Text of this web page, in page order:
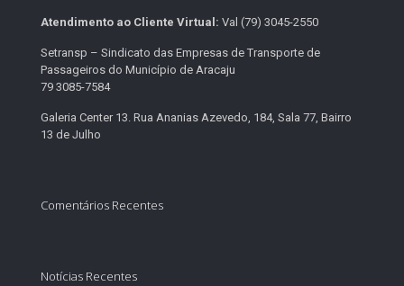
Atendimento ao Cliente Virtual: Val (79) 3045-2550
Setransp – Sindicato das Empresas de Transporte de
Passageiros do Município de Aracaju
79 3085-7584
Galeria Center 13. Rua Ananias Azevedo, 184, Sala 77, Bairro
13 de Julho
Comentários Recentes
Notícias Recentes